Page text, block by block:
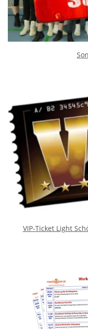
VIP-Ticket Light